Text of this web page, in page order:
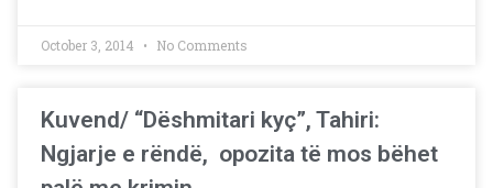
October 3, 2014 No Comments
Kuvend/ “Dëshmitari kyç”, Tahiri:
Ngjarje e rëndë, opozita të mos bëhet